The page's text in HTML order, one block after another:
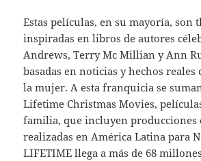
Estas películas, en su mayoría, son
inspiradas en libros de autores
Andrews, Terry Mc Millian y Ann
basadas en noticias y hechos reales
la mujer. A esta franquicia se
Lifetime Christmas Movies,
familia, que incluyen producciones
realizadas en América Latina para
LIFETIME llega a más de 68